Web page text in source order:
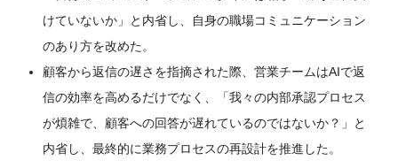
けていないか」と内省し、自身の職場コミュニケーション
のあり方を改めた。
顧客から返信の遅さを指摘された際、営業チームはAIで返
信の効率を高めるだけでなく、「我々の内部承認プロセス
が煩雑で、顧客への回答が遅れているのではないか？」と
内省し、最終的に業務プロセスの再設計を推進した。